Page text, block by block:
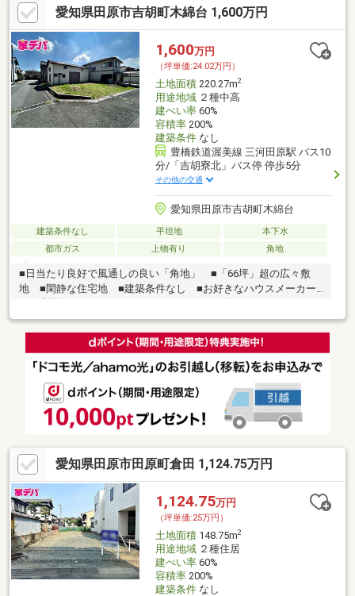
愛知県田原市吉胡町木綿台 1,600万円
1,600万円
（坪単価:24.02万円）
土地面積220.27m2
用途地域２種中高
建ぺい率60%
容積率200%
建築条件なし
豊橋鉄道渥美線 三河田原駅 バス10
分/「吉胡寮北」バス停 停歩5分
その他の交通
愛知県田原市吉胡町木綿台
建築条件なし 平坦地
本下水
都市ガス
上物有り 角地
■日当たり良好で風通しの良い「角地」 ■「66坪」超の広々敷
地 ■閑静な住宅地 ■建築条件なし ■お好きなハウスメーカー
近く、お買物にも便利
愛知県田原市田原町倉田 1,124.75万円
1,124.75万円
（坪単価:25万円）
土地面積148.75m2
用途地域２種住居
建ぺい率60%
容積率200%
建築条件なし